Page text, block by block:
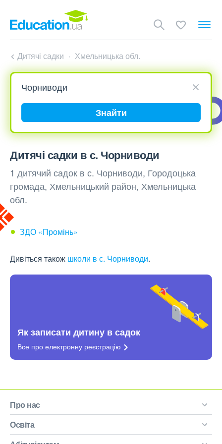
Дитячі садки Хмельницька обл.
Знайти
Дитячі садки в с. Чорниводи
1 дитячий садок в с. Чорниводи, Городоцька
громада, Хмельницький район, Хмельницька
обл.
ЗДО «Промінь»
Дивіться також школи в с. Чорниводи.
Як записати дитину в садок
Все про електронну реєстрацію
Про нас
Освіта